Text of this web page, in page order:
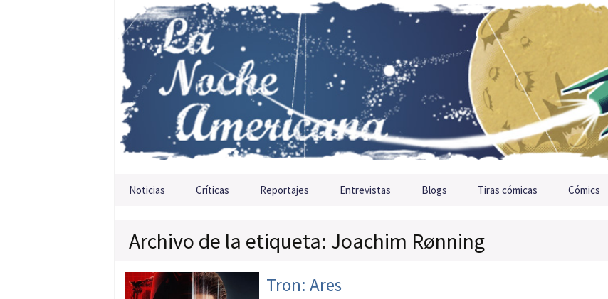
Saltar al contenido
Noticias Críticas Reportajes Entrevistas Blogs Tiras cómicas Cómics
Archivo de la etiqueta: Joachim Rønning
Tron: Ares